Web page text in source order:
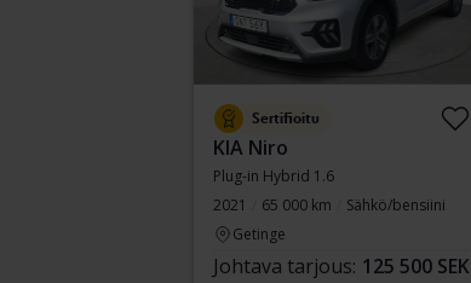
Sertifioitu
KIA Niro
Plug-in Hybrid 1.6
2021
65 000 km
Sähkö/bensiini
Getinge
Johtava tarjous: 125 500 SEK